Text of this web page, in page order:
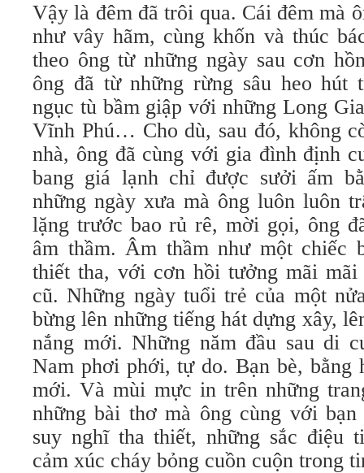
Vậy là đêm đã trôi qua. Cái đêm mà
như vây hãm, cùng khốn và thúc
theo ông từ những ngày sau cơn
ông đã từ những rừng sâu heo hút
ngục tù bầm giập với những Long
Vĩnh Phú… Cho dù, sau đó, không
nhà, ông đã cùng với gia đình định
bang giá lạnh chỉ được sưởi ấm
những ngày xưa mà ông luôn luôn
lặng trước bao rủ rê, mời gọi, ông
âm thầm. Âm thầm như một chiếc
thiết tha, với cơn hồi tưởng mãi mãi
cũ. Những ngày tuổi trẻ của một
bừng lên những tiếng hát dựng xây,
nắng mới. Những năm đầu sau di
Nam phơi phới, tự do. Bạn bè, bằng
mới. Và mùi mực in trên những
những bài thơ mà ông cùng với
suy nghĩ tha thiết, những sắc điệu
cảm xúc cháy bỏng cuồn cuộn trong